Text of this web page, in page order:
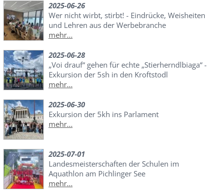
2025-06-26
Wer nicht wirbt, stirbt! - Eindrücke, Weisheiten
und Lehren aus der Werbebranche
mehr...
2025-06-28
„Voi drauf“ gehen für echte „Stierherndlbiaga“ -
Exkursion der 5sh in den Kroftstodl
mehr...
2025-06-30
Exkursion der 5kh ins Parlament
mehr...
2025-07-01
Landesmeisterschaften der Schulen im
Aquathlon am Pichlinger See
mehr...